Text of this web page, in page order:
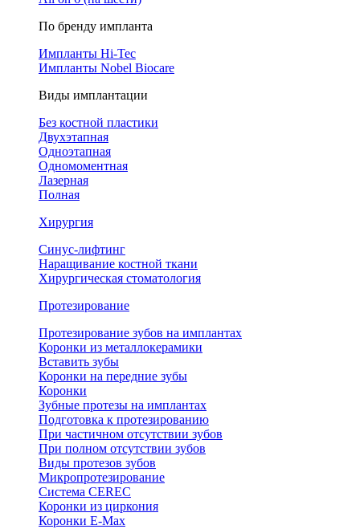
По бренду импланта
Импланты Hi-Tec
Импланты Nobel Biocare
Виды имплантации
Без костной пластики
Двухэтапная
Одноэтапная
Одномоментная
Лазерная
Полная
Хирургия
Синус-лифтинг
Наращивание костной ткани
Хирургическая стоматология
Протезирование
Протезирование зубов на имплантах
Коронки из металлокерамики
Вставить зубы
Коронки на передние зубы
Коронки
Зубные протезы на имплантах
Подготовка к протезированию
При частичном отсутствии зубов
При полном отсутствии зубов
Виды протезов зубов
Микропротезирование
Система CEREC
Коронки из циркония
Коронки E-Max